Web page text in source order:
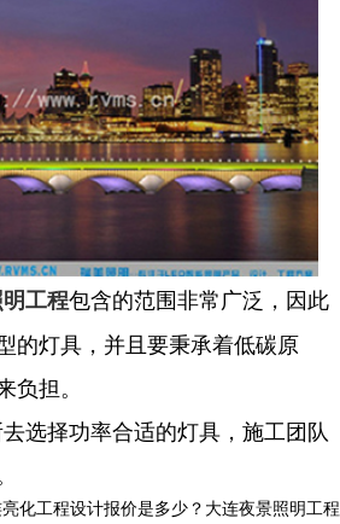
工程包含的范围非常广泛，因此
的灯具，并且要秉承着低碳原
担。
选择功率合适的灯具，施工团队
化工程设计报价是多少？大连夜景照明工程